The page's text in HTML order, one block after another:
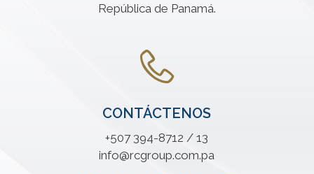
República de Panamá.
CONTÁCTENOS
+507 394-8712 / 13
info@rcgroup.com.pa